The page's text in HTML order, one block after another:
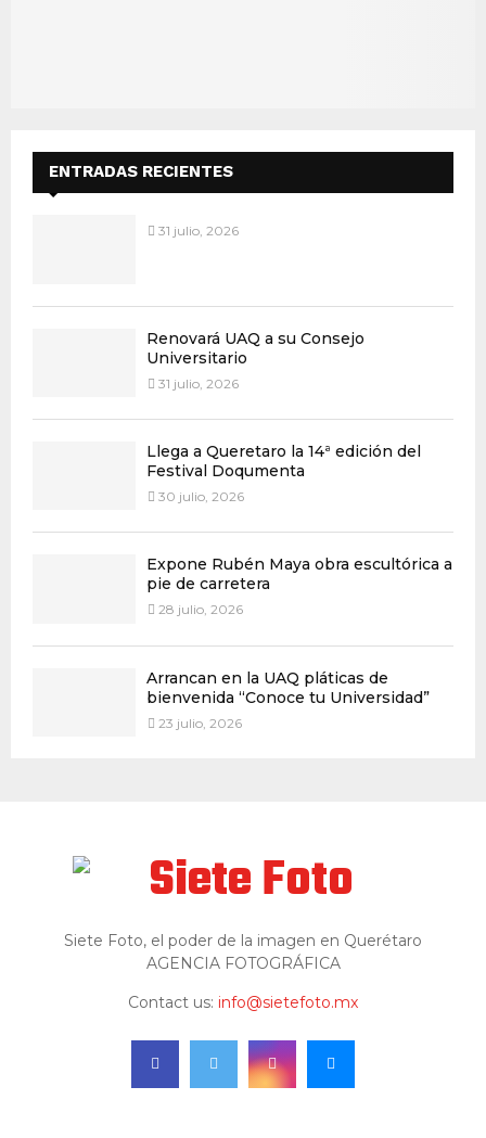
ENTRADAS RECIENTES
31 julio, 2026
Renovará UAQ a su Consejo
Universitario
31 julio, 2026
Llega a Queretaro la 14ª edición del
Festival Doqumenta
30 julio, 2026
Expone Rubén Maya obra escultórica a
pie de carretera
28 julio, 2026
Arrancan en la UAQ pláticas de
bienvenida “Conoce tu Universidad”
23 julio, 2026
Siete Foto, el poder de la imagen en Querétaro
AGENCIA FOTOGRÁFICA
Contact us: info@sietefoto.mx